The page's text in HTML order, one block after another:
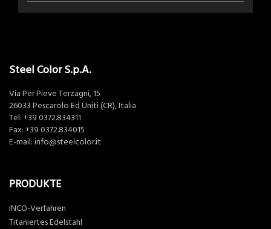
Steel Color S.p.A.
Via Per Pieve Terzagni, 15
26033 Pescarolo Ed Uniti (CR), Italia
Tel: +39 0372.834311
Fax: +39 0372.834015
E-mail: info@steelcolor.it
PRODUKTE
INCO-Verfahren
Titaniertes Edelstahl